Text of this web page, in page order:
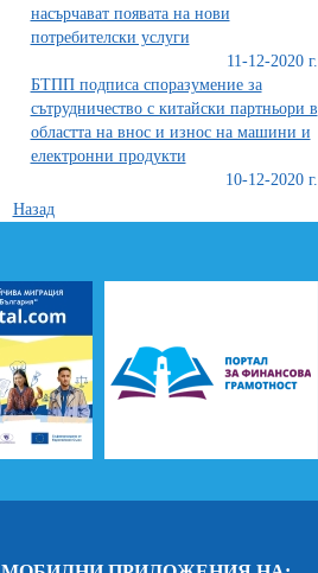
насърчават появата на нови
потребителски услуги
11-12-2020 г.
БТПП подписа споразумение за
сътрудничество с китайски партньори в
областта на внос и износ на машини и
електронни продукти
10-12-2020 г.
Назад